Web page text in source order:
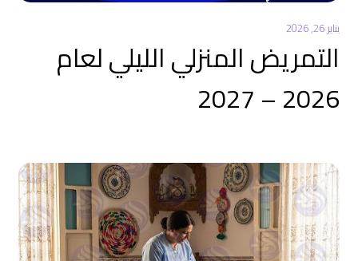
يناير 26, 2026
التمريض المنزلي الليلي لعام
2026 – 2027